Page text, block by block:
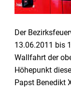
Der
13.06.2011 bis
Wallfahrt der
Höhepunkt
Papst Benedikt